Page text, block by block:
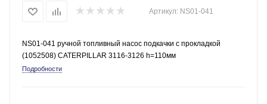
Артикул: NS01-041
NS01-041 ручной топливный насос подкачки с прокладкой
(1052508) CATERPILLAR 3116-3126 h=110мм
Подробности